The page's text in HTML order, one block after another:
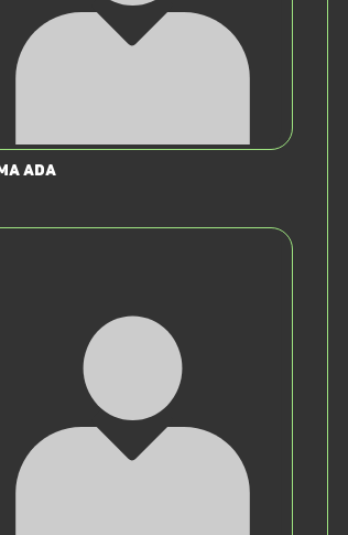
Ada